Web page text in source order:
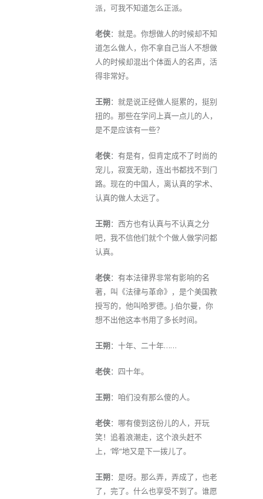
派，可我不知道怎么正派。
老侠：就是。你想做人的时候却不知
道怎么做人，你不拿自己当人不想做
人的时候却混出个体面人的名声，活
得非常好。
王朔：就是说正经做人挺累的，挺别
扭的。那些在学问上真一点儿的人，
是不是应该有一些？
老侠：有是有，但肯定成不了时尚的
宠儿，寂寞无助，连出书都找不到门
路。现在的中国人，离认真的学术、
认真的做人太远了。
王朔：西方也有认真与不认真之分
吧，我不信他们就个个做人做学问都
认真。
老侠：有本法律界非常有影响的名
著，叫《法律与革命》，是个美国教
授写的，他叫哈罗德。J.伯尔曼，你
想不出他这本书用了多长时间。
王朔：十年、二十年……
老侠：四十年。
王朔：咱们没有那么傻的人。
老侠：哪有傻到这份儿的人，开玩
笑！追着浪潮走，这个浪头赶不
上，‘哗“地又是下一拨儿了。
王朔：是呀。那么弄，弄成了，也老
了，完了。什么也享受不到了。谁愿